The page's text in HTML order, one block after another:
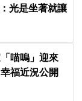
光是坐著就讓
喵嗚」迎來
福近況公開